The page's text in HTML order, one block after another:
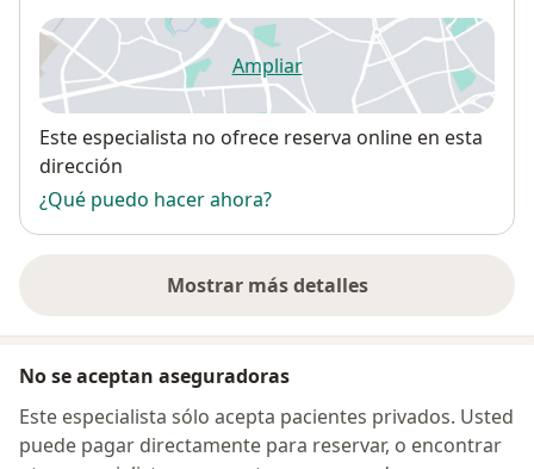
Ampliarse abre en una nueva
Disponibilidad
Este especialista no ofrece reserva online en esta
dirección
¿Qué puedo hacer ahora?
Mostrar más detalles
sobre la dirección
No se aceptan aseguradoras
Este especialista sólo acepta pacientes privados. Usted
puede pagar directamente para reservar, o encontrar